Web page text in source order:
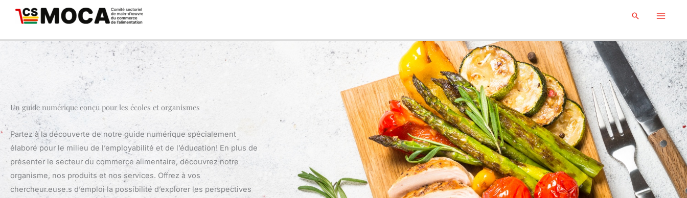
Search
Un guide numérique conçu pour les écoles et organismes
Partez à la découverte de notre guide numérique spécialement
élaboré pour le milieu de l’employabilité et de l’éducation! En plus de
présenter le secteur du commerce alimentaire, découvrez notre
organisme, nos produits et nos services. Offrez à vos
chercheur.euse.s d’emploi la possibilité d’explorer les perspectives